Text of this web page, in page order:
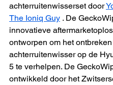
achterruitenwisserset door
The Ioniq Guy . De
innovatieve
ontworpen om het
achterruitenwisser op de
5 te verhelpen. De
ontwikkeld door het